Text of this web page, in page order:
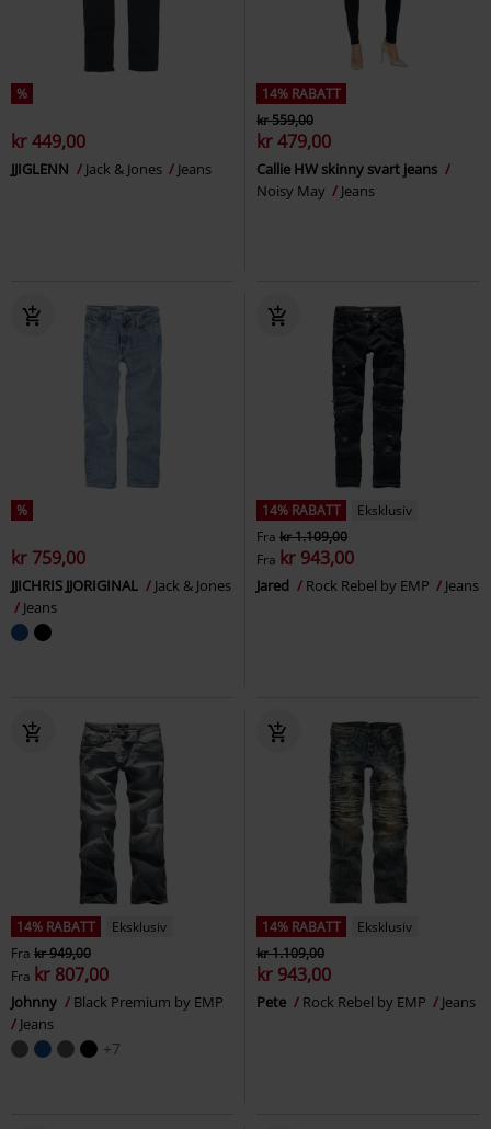
%
kr 449,00
JJIGLENN Jack & Jones Jeans
14% RABATT
kr 559,00
kr 479,00
Callie HW skinny svart jeans
Noisy May
Jeans
%
kr 759,00
JJICHRIS JJORIGINAL
Jack & Jones
Jeans
14% RABATT
Eksklusiv
Fra kr 1.109,00
Fra kr 943,00
Jared Rock Rebel by EMP Jeans
14% RABATT
Eksklusiv
Fra kr 949,00
Fra kr 807,00
Johnny
Black Premium by EMP
Jeans
+7
14% RABATT
Eksklusiv
kr 1.109,00
kr 943,00
Pete Rock Rebel by EMP Jeans